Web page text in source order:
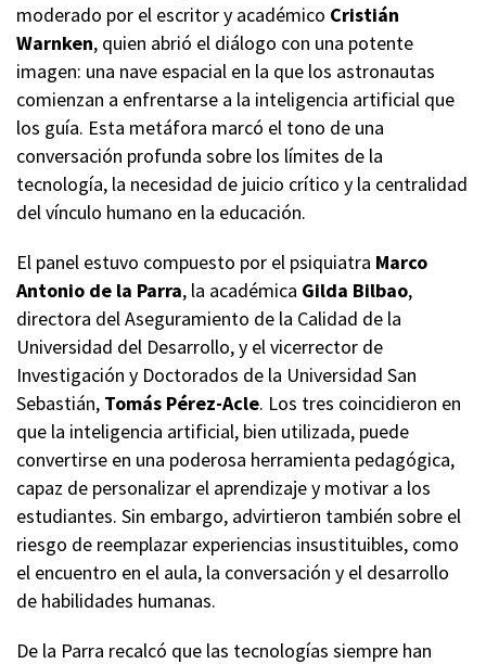
moderado por el escritor y académico Cristián
Warnken, quien abrió el diálogo con una potente
imagen: una nave espacial en la que los astronautas
comienzan a enfrentarse a la inteligencia artificial que
los guía. Esta metáfora marcó el tono de una
conversación profunda sobre los límites de la
tecnología, la necesidad de juicio crítico y la centralidad
del vínculo humano en la educación.
El panel estuvo compuesto por el psiquiatra Marco
Antonio de la Parra, la académica Gilda Bilbao,
directora del Aseguramiento de la Calidad de la
Universidad del Desarrollo, y el vicerrector de
Investigación y Doctorados de la Universidad San
Sebastián, Tomás Pérez-Acle. Los tres coincidieron en
que la inteligencia artificial, bien utilizada, puede
convertirse en una poderosa herramienta pedagógica,
capaz de personalizar el aprendizaje y motivar a los
estudiantes. Sin embargo, advirtieron también sobre el
riesgo de reemplazar experiencias insustituibles, como
el encuentro en el aula, la conversación y el desarrollo
de habilidades humanas.
De la Parra recalcó que las tecnologías siempre han